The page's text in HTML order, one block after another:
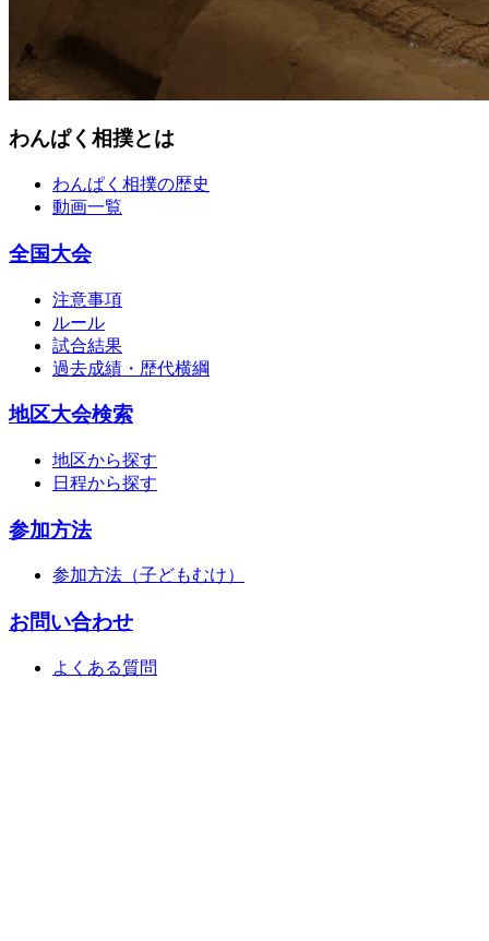
わんぱく相撲とは
わんぱく相撲の歴史
動画一覧
全国大会
注意事項
ルール
試合結果
過去成績・歴代横綱
地区大会検索
地区から探す
日程から探す
参加方法
参加方法（子どもむけ）
お問い合わせ
よくある質問